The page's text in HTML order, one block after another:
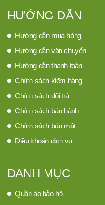
HƯỚNG DẪN
Hướng dẫn mua hàng
Hướng dẫn vận chuyển
Hướng dẫn thanh toán
Chính sách kiểm hàng
Chính sách đổi trả
Chính sách bảo hành
Chính sách bảo mật
Điều khoản dịch vụ
DANH MỤC
Quần áo bảo hộ